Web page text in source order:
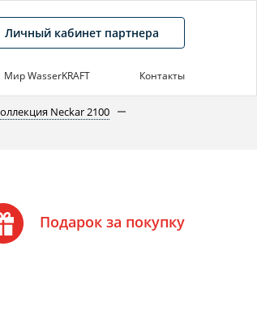
Личный кабинет партнера
Мир WasserKRAFT Контакты
Neckar 2100
Подарок за покупку